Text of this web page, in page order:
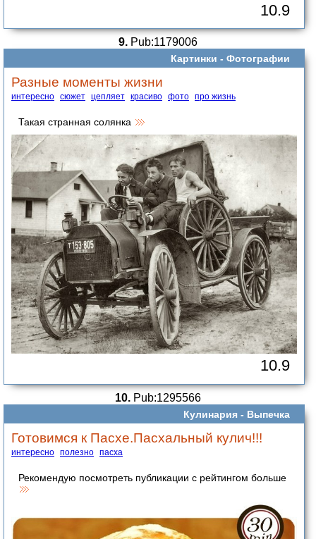
10.9
9. Pub:1179006
Картинки - Фотографии
Разные моменты жизни
интересно сюжет цепляет красиво фото про жизнь
Такая странная солянка
10.9
10. Pub:1295566
Кулинария - Выпечка
Готовимся к Пасхе.Пасхальный кулич!!!
интересно полезно пасха
Рекомендую посмотреть публикации с рейтингом больше